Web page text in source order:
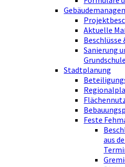
Aktuelle
Beschlüsse
Sanierung
Stadtplanung
Feste
aus